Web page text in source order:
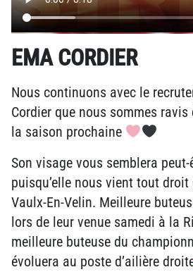
EMA CORDIER
Nous continuons avec le
Cordier que nous sommes
la saison prochaine
Son visage vous semblera
puisqu’elle nous vient tout droit
Vaulx-En-Velin. Meilleure
lors de leur venue samedi à la
meilleure buteuse du
évoluera au poste d’ailière